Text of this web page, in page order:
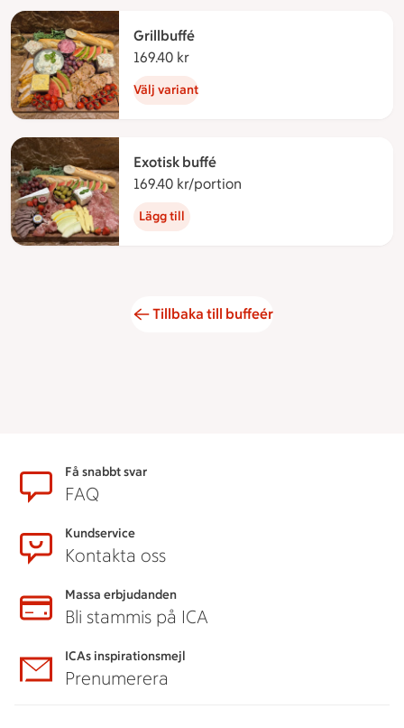
Grillbuffé
169.40 kr
Välj variant
Exotisk buffé
169.40 kr/portion
Lägg till
Tillbaka till buffeér
SidfotFå snabbt svar
FAQ
Kundservice
Kontakta oss
Massa erbjudanden
Bli stammis på ICA
ICAs inspirationsmejl
Prenumerera